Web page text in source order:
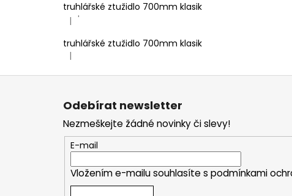
truhlářské ztužidlo 700mm klasik
Hodnocení produktu je 5 z 5 hvězdiček.
| '
truhlářské ztužidlo 700mm klasik
Hodnocení produktu je 5 z 5 hvězdiček.
|
Z
Odebírat newsletter
Nezmeškejte žádné novinky či slevy!
E-mail
Vložením e-mailu souhlasíte s podmínkami